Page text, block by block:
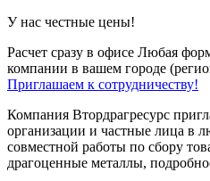
У нас честные цены!
Расчет сразу в офисе Любая
компании в вашем городе
Приглашаем к сотрудничеству!
Компания Втордрагресурс
организации и частные лица в
совместной работы по сбору
драгоценные металлы,